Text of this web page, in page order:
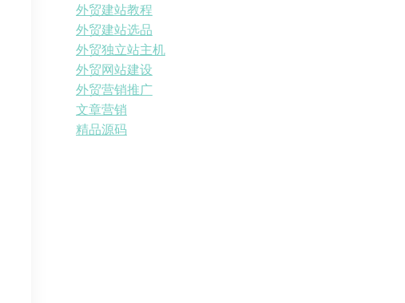
外贸建站教程
外贸建站选品
外贸独立站主机
外贸网站建设
外贸营销推广
文章营销
精品源码